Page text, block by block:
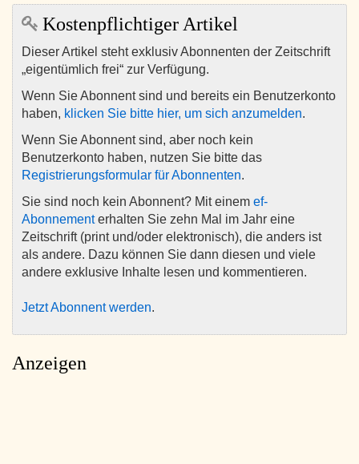
Kostenpflichtiger Artikel
Dieser Artikel steht exklusiv Abonnenten der Zeitschrift
„eigentümlich frei“ zur Verfügung.
Wenn Sie Abonnent sind und bereits ein Benutzerkonto
haben, klicken Sie bitte hier, um sich anzumelden.
Wenn Sie Abonnent sind, aber noch kein
Benutzerkonto haben, nutzen Sie bitte das
Registrierungsformular für Abonnenten.
Sie sind noch kein Abonnent? Mit einem ef-
Abonnementerhalten Sie zehn Mal im Jahr eine
Zeitschrift (print und/oder elektronisch), die anders ist
als andere. Dazu können Sie dann diesen und viele
andere exklusive Inhalte lesen und kommentieren.
Jetzt Abonnent werden.
Anzeigen